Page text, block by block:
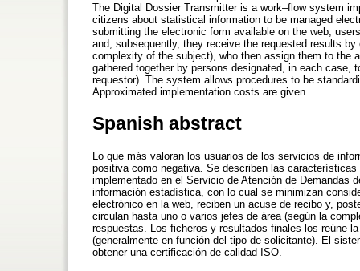
The Digital Dossier Transmitter is a work–flow system
citizens about statistical information to be managed
submitting the electronic form available on the web,
and, subsequently, they receive the requested results
complexity of the subject), who then assign them to the
gathered together by persons designated, in each case,
requestor). The system allows procedures to be
Approximated implementation costs are given.
Spanish abstract
Lo que más valoran los usuarios de los servicios de
positiva como negativa. Se describen las
implementado en el Servicio de Atención de Demandas
información estadística, con lo cual se minimizan
electrónico en la web, reciben un acuse de recibo y,
circulan hasta uno o varios jefes de área (según la
respuestas. Los ficheros y resultados finales los reúne
(generalmente en función del tipo de solicitante). El
obtener una certificación de calidad ISO.